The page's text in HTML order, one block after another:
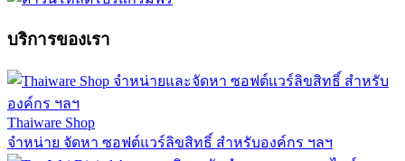
บริการของเรา
Thaiware Shop
จำหน่าย จัดหา ซอฟต์แวร์ลิขสิทธิ์ สำหรับองค์กร ฯลฯ